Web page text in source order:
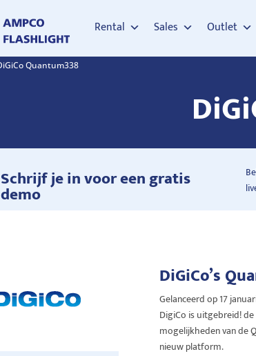
Rental Sales Outlet
Quantum338
Schrijf je in voor een gratis
demo
DiGiCo’s
Gelanceerd op 17
DigiCo is uitgebreid!
mogelijkheden van de
nieuw platform.